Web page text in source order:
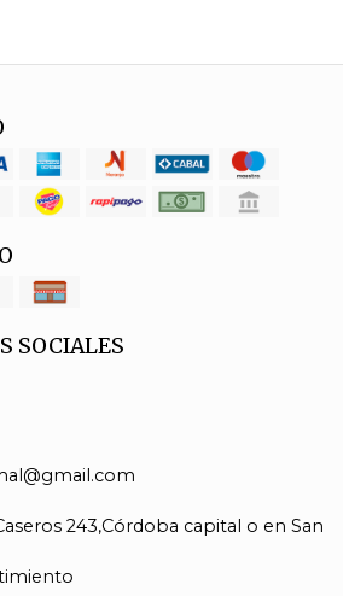
SOCIALES
243,Córdoba capital o en San